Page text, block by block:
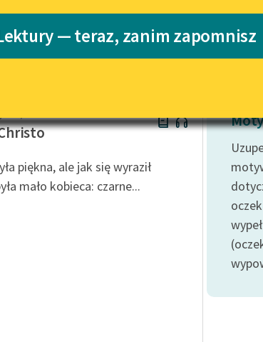
Lektury szkolne i klasyka
literatury do słuchania dla
E-kolekcja lektur szkolnych i
literatury do słuchania dla
niepełnosprawnościami
Feministyczne inspiracje.
Katalog
Katalog w
— teraz, zanim zapomnisz
piękna, ale jak się wyraził
mało kobieca: czarne...